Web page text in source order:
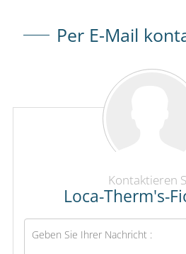
Per E-Mail
Kontaktieren
Loca-Therm's-